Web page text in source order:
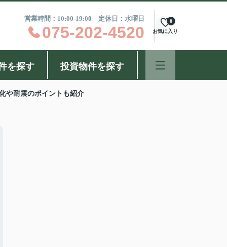
営業時間：10:00-19:00 定休日：水曜日
075-202-4520 お気に入り
0
を探す 投資物件を探す
や耐震のポイントも紹介